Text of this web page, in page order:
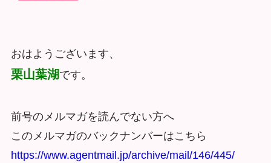
おはようございます、
栗山葉湖です。
前号のメルマガを読んでない方へ
このメルマガのバックナンバーはこちら
https://www.agentmail.jp/archive/mail/146/445/